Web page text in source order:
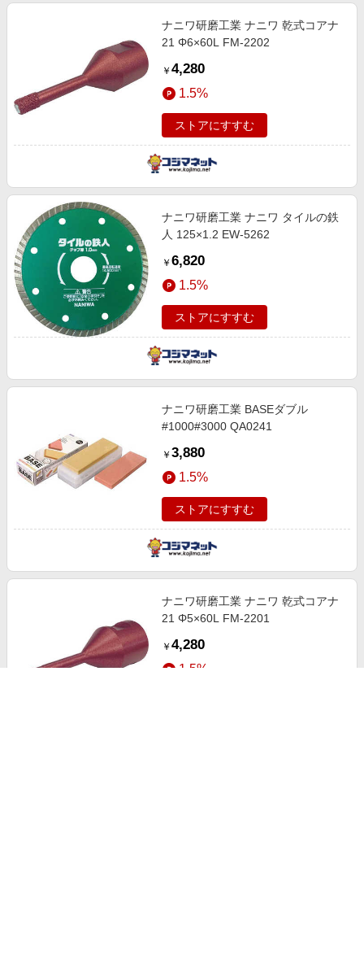
ナニワ研磨工業 ナニワ 乾式コアナ
21 Φ6×60L FM-2202
￥ 4,280
1.5%
ストアにすすむ
ナニワ研磨工業 ナニワ タイルの鉄
人 125×1.2 EW-5262
￥ 6,820
1.5%
ストアにすすむ
ナニワ研磨工業 BASEダブル
#1000#3000 QA0241
￥ 3,880
1.5%
ストアにすすむ
ナニワ研磨工業 ナニワ 乾式コアナ
21 Φ5×60L FM-2201
￥ 4,280
1.5%